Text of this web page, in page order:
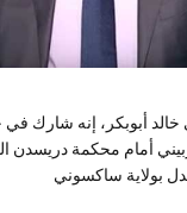
خالد أبوبكر، إنه شارك
أمام محكمة دريسدن